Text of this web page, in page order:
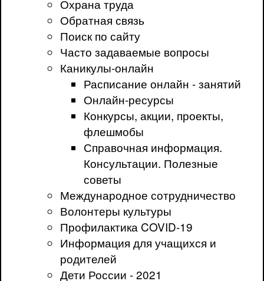
Охрана труда
Обратная связь
Поиск по сайту
Часто задаваемые вопросы
Каникулы-онлайн
Расписание онлайн - занятий
Онлайн-ресурсы
Конкурсы, акции, проекты,
флешмобы
Справочная информация.
Консультации. Полезные
советы
Международное сотрудничество
Волонтеры культуры
Профилактика COVID-19
Информация для учащихся и
родителей
Дети России - 2021